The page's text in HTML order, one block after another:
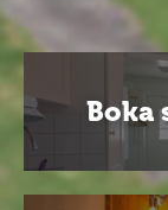
Boka